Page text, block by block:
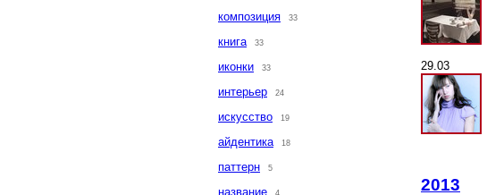
композиция 33
книга 33
иконки 33
интерьер 24
искусство 19
айдентика 18
паттерн 5
название
29.03
2013